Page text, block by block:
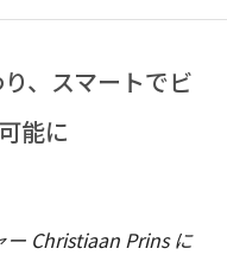
、スマートでビ
能に
ー Christiaan Prins に